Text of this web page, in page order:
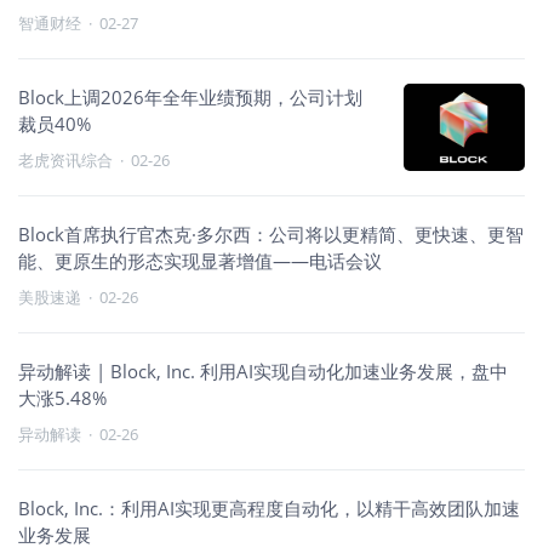
智通财经 · 02-27
Block上调2026年全年业绩预期，公司计划
裁员40%
老虎资讯综合 · 02-26
Block首席执行官杰克·多尔西：公司将以更精简、更快速、更智
能、更原生的形态实现显著增值——电话会议
美股速递 · 02-26
异动解读 | Block, Inc. 利用AI实现自动化加速业务发展，盘中
大涨5.48%
异动解读 · 02-26
Block, Inc.：利用AI实现更高程度自动化，以精干高效团队加速
业务发展